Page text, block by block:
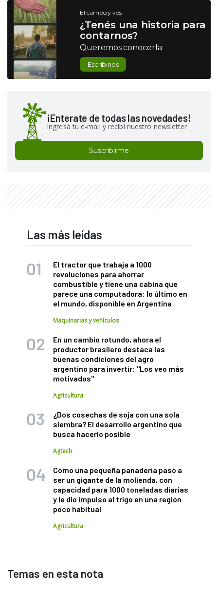
El campo y vos
¿Tenés una historia para
contarnos?
Queremos conocerla
Escribinos
¡Enterate de todas las novedades!
Ingresá tu e-mail y recibí nuestro newsletter
Suscribirme
Las más leídas
El tractor que trabaja a 1000
revoluciones para ahorrar
combustible y tiene una cabina que
parece una computadora: lo último en
el mundo, disponible en Argentina
Maquinarias y vehículos
En un cambio rotundo, ahora el
productor brasilero destaca las
buenas condiciones del agro
argentino para invertir: "Los veo más
motivados"
Agricultura
¿Dos cosechas de soja con una sola
siembra? El desarrollo argentino que
busca hacerlo posible
Agtech
Cómo una pequeña panadería pasó a
ser un gigante de la molienda, con
capacidad para 1000 toneladas diarias
y le dio impulso al trigo en una región
poco habitual
Agricultura
Temas en esta nota